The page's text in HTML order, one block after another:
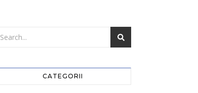
CATEGORII